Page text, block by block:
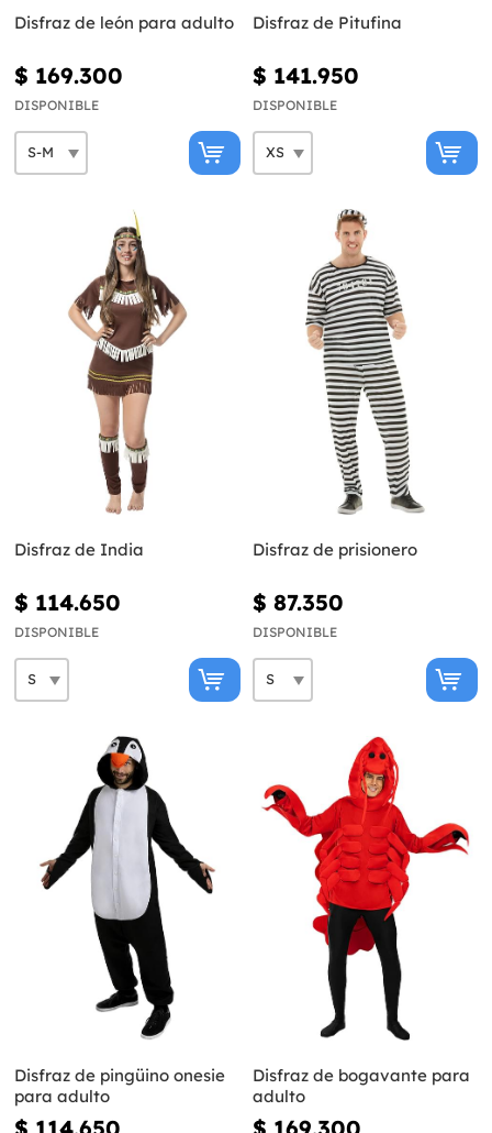
Disfraz de león para adulto
$ 169.300
DISPONIBLE
Disfraz de Pitufina
$ 141.950
DISPONIBLE
Disfraz de India
$ 114.650
DISPONIBLE
Disfraz de prisionero
$ 87.350
DISPONIBLE
Disfraz de pingüino onesie
para adulto
Disfraz de bogavante para
adulto